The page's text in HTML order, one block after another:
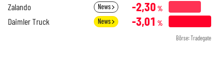
Zalando News -2,30 %
Daimler Truck News -3,01 %
Börse: Tradegate